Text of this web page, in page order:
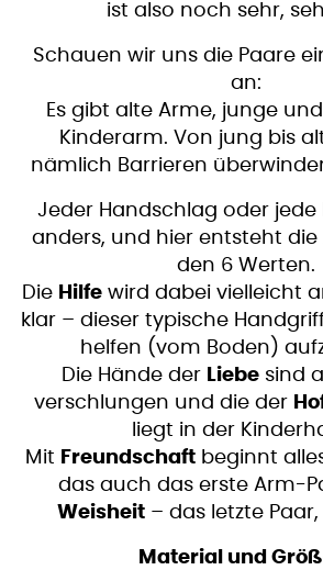
ist also noch sehr,
Schauen wir uns die Paare
an:
Es gibt alte Arme, junge
Kinderarm. Von jung bis
nämlich Barrieren
Jeder Handschlag oder jede
anders, und hier entsteht die
den 6 Werten.
Die Hilfe wird dabei vielleicht
klar – dieser typische
helfen (vom Boden)
Die Hände der Liebesind
verschlungen und die der
liegt in der
Mit Freundschaft beginnt
das auch das erste Arm-
Weisheit– das letzte Paar,
Material und